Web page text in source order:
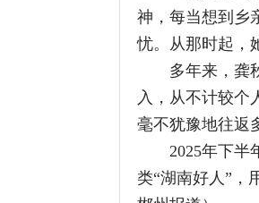
2025年下半年度“
类“湖南好人”，用
上一篇： 好好学习丨一
下一篇：
相关阅读：